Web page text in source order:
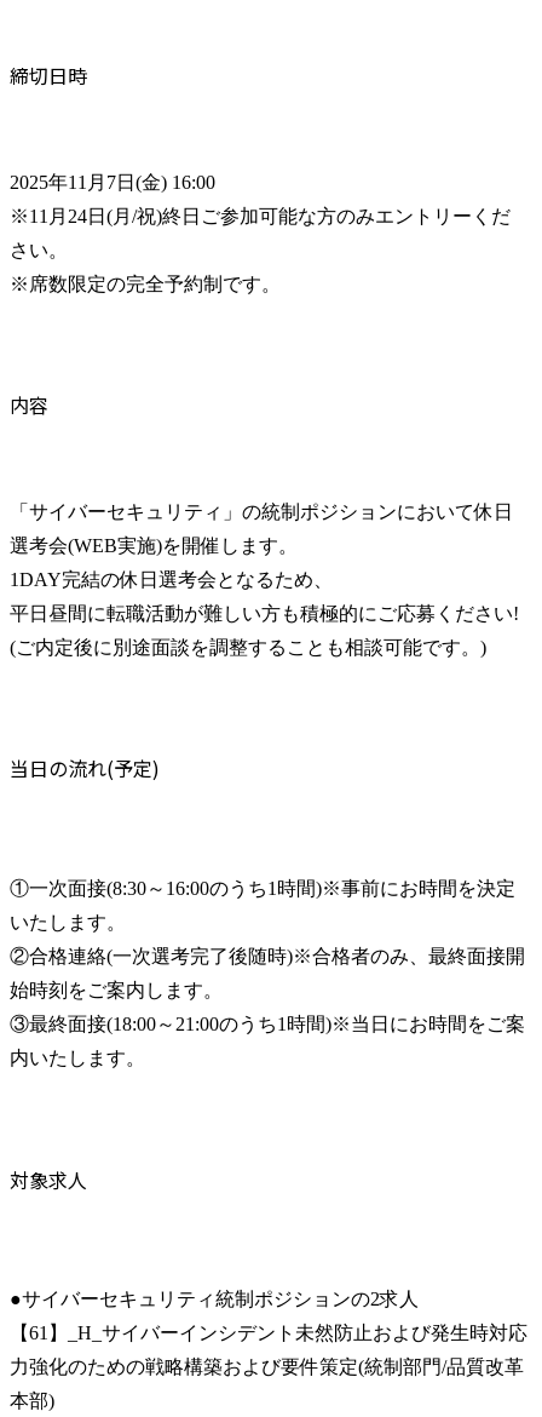
締切日時
2025年11月7日(金) 16:00
※11月24日(月/祝)終日ご参加可能な方のみエントリーくだ
さい。
※席数限定の完全予約制です。
内容
「サイバーセキュリティ」の統制ポジションにおいて休日
選考会(WEB実施)を開催します。
1DAY完結の休日選考会となるため、
平日昼間に転職活動が難しい方も積極的にご応募ください!
(ご内定後に別途面談を調整することも相談可能です。)
当日の流れ(予定)
①一次面接(8:30～16:00のうち1時間)※事前にお時間を決定
いたします。
②合格連絡(一次選考完了後随時)※合格者のみ、最終面接開
始時刻をご案内します。
③最終面接(18:00～21:00のうち1時間)※当日にお時間をご案
内いたします。
対象求人
●サイバーセキュリティ統制ポジションの2求人
【61】_H_サイバーインシデント未然防止および発生時対応
力強化のための戦略構築および要件策定(統制部門/品質改革
本部)